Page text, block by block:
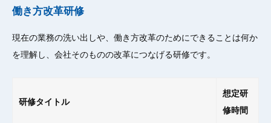
働き方改革研修
現在の業務の洗い出しや、働き方改革のためにできることは何か
を理解し、会社そのものの改革につなげる研修です。
研修タイトル
想定研
修時間